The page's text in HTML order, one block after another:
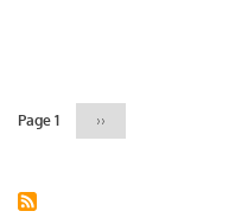
Page 1
Page
››